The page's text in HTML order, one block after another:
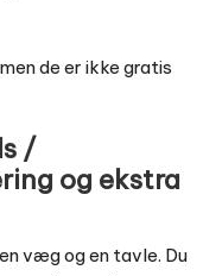
de er ikke gratis
/
og ekstra
væg og en tavle. Du